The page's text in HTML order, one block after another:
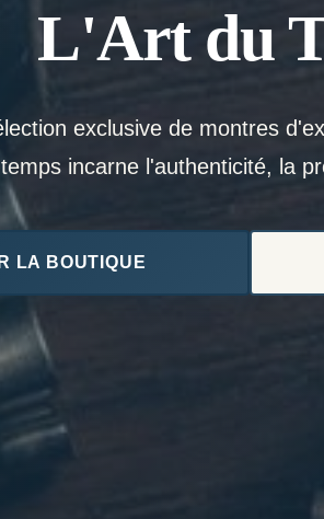
L'Art du
exclusive de montres
incarne l'authenticité, la
LA BOUTIQUE